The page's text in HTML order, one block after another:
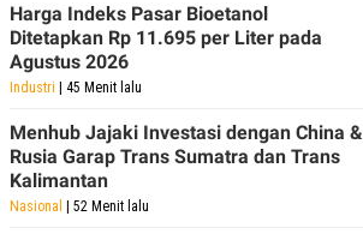
Harga Indeks Pasar Bioetanol
Ditetapkan Rp 11.695 per Liter pada
Agustus 2026
Industri | 45 Menit lalu
Menhub Jajaki Investasi dengan China &
Rusia Garap Trans Sumatra dan Trans
Kalimantan
Nasional | 52 Menit lalu